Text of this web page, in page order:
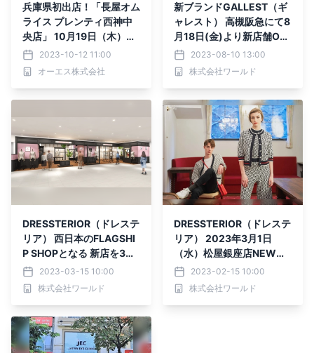
兵庫県初出店！「長屋オム
ライス プレンティ西神中
央店」 10月19日（木）オ
ープン！2023-10-12 11:00
オーエス株式会社
新ブランドGALLEST（ギ
ャレスト） 高槻阪急にて8
月18日(金)より新店舗OP
EN
2023-08-10 13:00
株式会社ワールド
DRESSTERIOR（ドレステ
リア） 西日本のFLAGSHI
P SHOPとなる 新店を3月1
7日（金）「ルクア大阪」
にオープン！
2023-03-15 10:00
株式会社ワールド
DRESSTERIOR（ドレステ
リア） 2023年3月1日
（水）松屋銀座店NEWオ
ープン2023-02-15 10:00
株式会社ワールド